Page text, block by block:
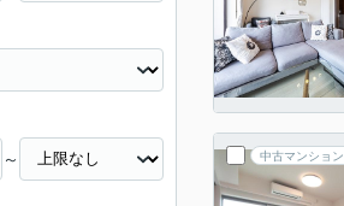
中古マンション
～